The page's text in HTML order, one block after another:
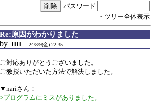
パスワード
・ツリー全体表示
Re:原因がわかりました
by HH 24/8/9(金) 22:35
ご対応ありがとうございました。
ご教授いただいた方法で解決しました。
▼nariさん：
>プログラムにミスがありました。